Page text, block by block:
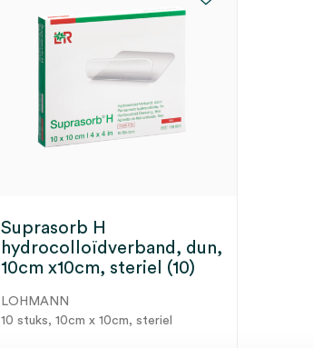
Suprasorb H
hydrocolloïdverband, dun,
10cm x10cm, steriel (10)
LOHMANN
10 stuks, 10cm x 10cm, steriel